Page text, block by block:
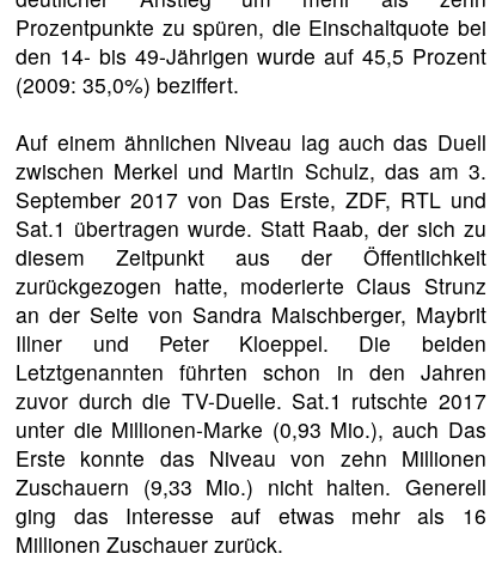
Prozentpunkte zu spüren, die Einschaltquote bei
den 14- bis 49-Jährigen wurde auf 45,5 Prozent
(2009: 35,0%) beziffert.
Auf einem ähnlichen Niveau lag auch das Duell
zwischen Merkel und Martin Schulz, das am 3.
September 2017 von Das Erste, ZDF, RTL und
Sat.1 übertragen wurde. Statt Raab, der sich zu
diesem Zeitpunkt aus der Öffentlichkeit
zurückgezogen hatte, moderierte Claus Strunz
an der Seite von Sandra Maischberger, Maybrit
Illner und Peter Kloeppel. Die beiden
Letztgenannten führten schon in den Jahren
zuvor durch die TV-Duelle. Sat.1 rutschte 2017
unter die Millionen-Marke (0,93 Mio.), auch Das
Erste konnte das Niveau von zehn Millionen
Zuschauern (9,33 Mio.) nicht halten. Generell
ging das Interesse auf etwas mehr als 16
Millionen Zuschauer zurück.